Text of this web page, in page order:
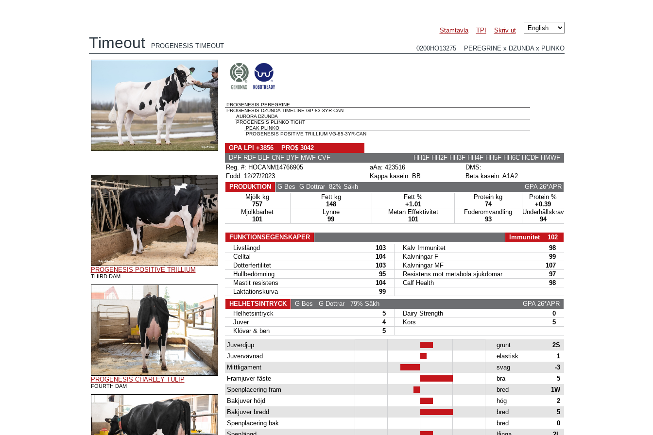
Stamtavla TPI Skriv ut
Timeout PROGENESIS TIMEOUT 0200HO13275 PEREGRINE x DZUNDA x PLINKO
PROGENESIS POSITIVE TRILLIUM
THIRD DAM
PROGENESIS CHARLEY TULIP
FOURTH DAM
PROGENESIS PEREGRINE
PROGENESIS DZUNDA TIMELINE GP-83-3YR-CAN
AURORA DZUNDA
PROGENESIS PLINKO TIGHT
PEAK PLINKO
PROGENESIS POSITIVE TRILLIUM VG-85-3YR-CAN
GPA LPI +3856 PRO$ 3042
DPF RDF BLF CNF BYF MWF CVF
HH1F HH2F HH3F HH4F HH5F HH6C HCDF HMWF
Reg. #: HOCANM14766905
aAa: 423516
DMS:
Född: 12/27/2023
Kappa kasein: BB
Beta kasein: A1A2
PRODUKTION
G Bes G Dottrar82% Säkh
GPA 26*APR
Mjölk kg
757
Fett kg
148
Fett %
+1.01
Protein kg
74
Protein %
+0.39
Mjölkbarhet
101
Lynne
99
Metan Effektivitet
101
Foderomvandling
93
Underhållskrav
94
FUNKTIONSEGENSKAPER
Immunitet 102
Livslängd
103 Kalv Immunitet
98
Celltal
104 Kalvningar F
99
Dotterfertilitet
103 Kalvningar MF
107
Hullbedömning
95 Resistens mot metabola sjukdomar
97
Mastit resistens
104 Calf Health
98
Laktationskurva
99
HELHETSINTRYCK
G Bes G Dottrar79% Säkh
GPA 26*APR
Helhetsintryck
5 Dairy Strength
0
Juver
4 Kors
5
Klövar & ben
5
Juverdjup
grunt
2S
Juvervävnad
elastisk
1
Mittligament
svag
-3
Framjuver fäste
bra
5
Spenplacering fram
bred
1W
Bakjuver höjd
hög
2
Bakjuver bredd
bred
5
Spenplacering bak
bred
0